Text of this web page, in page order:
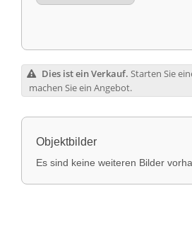
Rechtliche Hinweise
AGB
Dies ist ein Verkauf. Starten Sie
machen Sie ein Angebot.
Objektbilder
Es sind keine weiteren Bilder